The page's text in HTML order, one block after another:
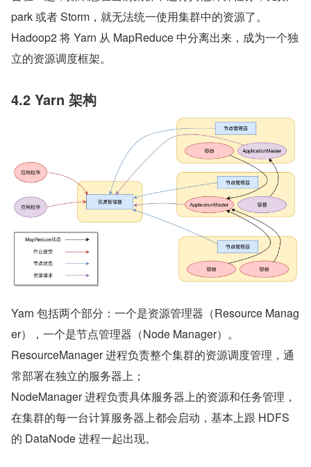
park 或者 Storm，就无法统一使用集群中的资源了。
Hadoop2 将 Yarn 从 MapReduce 中分离出来，成为一个独
立的资源调度框架。
4.2 Yarn 架构
Yarn 包括两个部分：一个是资源管理器（Resource Manag
er），一个是节点管理器（Node Manager）。
ResourceManager 进程负责整个集群的资源调度管理，通
常部署在独立的服务器上；
NodeManager 进程负责具体服务器上的资源和任务管理，
在集群的每一台计算服务器上都会启动，基本上跟 HDFS
的 DataNode 进程一起出现。